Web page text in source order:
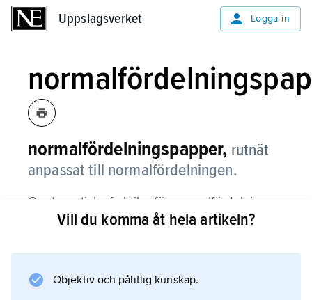
Uppslagsverket Logga in
normalfördelningspapper, rutnät
anpassat till normalfördelningen.
Om teoretiska fraktiler för normalfördelningen
plottas mot observerade data på ett sådant
diagrammet likna en rät linje.
Vill du komma åt hela artikeln?
Objektiv och pålitlig kunskap.